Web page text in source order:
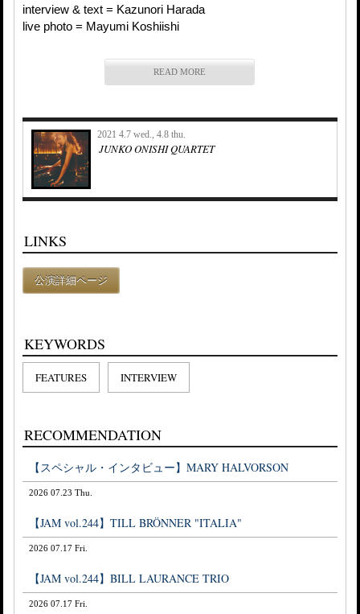
interview & text = Kazunori Harada
live photo = Mayumi Koshiishi
READ MORE
2021 4.7 wed., 4.8 thu.
JUNKO ONISHI QUARTET
LINKS
公演詳細ページ
KEYWORDS
FEATURES INTERVIEW
RECOMMENDATION
【スペシャル・インタビュー】MARY HALVORSON
2026 07.23 Thu.
【JAM vol.244】TILL BRÖNNER "ITALIA"
2026 07.17 Fri.
【JAM vol.244】BILL LAURANCE TRIO
2026 07.17 Fri.